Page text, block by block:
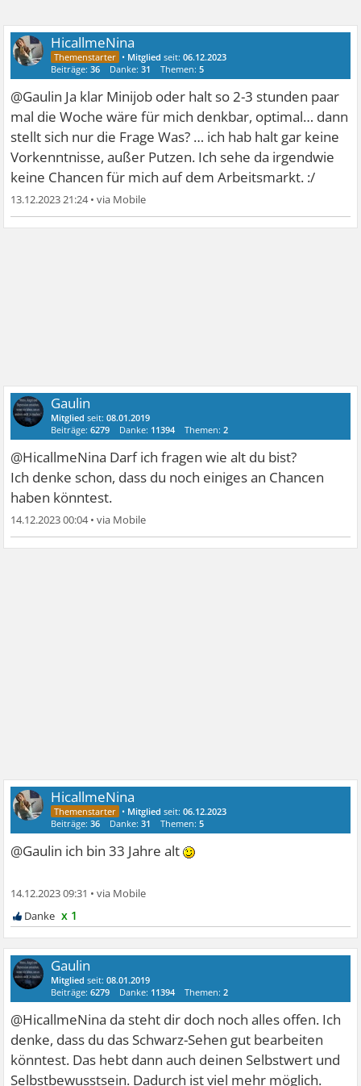
HicallmeNina
• Mitglied seit:06.12.2023
Beiträge:36 Danke:31 Themen:5
@Gaulin Ja klar Minijob oder halt so 2-3 stunden paar
mal die Woche wäre für mich denkbar, optimal… dann
stellt sich nur die Frage Was? … ich hab halt gar keine
Vorkenntnisse, außer Putzen. Ich sehe da irgendwie
keine Chancen für mich auf dem Arbeitsmarkt. :/
13.12.2023 21:24•
Gaulin
Mitglied seit:08.01.2019
Beiträge:6279 Danke: 11394 Themen:2
@HicallmeNina Darf ich fragen wie alt du bist?
Ich denke schon, dass du noch einiges an Chancen
haben könntest.
14.12.2023 00:04•
HicallmeNina
• Mitglied seit:06.12.2023
Beiträge:36 Danke:31 Themen:5
@Gaulin ich bin 33 Jahre alt
14.12.2023 09:31 •
x 1
Gaulin
Mitglied seit:08.01.2019
Beiträge:6279 Danke: 11394 Themen:2
@HicallmeNina da steht dir doch noch alles offen. Ich
denke, dass du das Schwarz-Sehen gut bearbeiten
könntest. Das hebt dann auch deinen Selbstwert und
Selbstbewusstsein. Dadurch ist viel mehr möglich.